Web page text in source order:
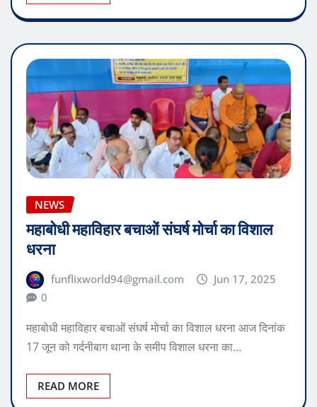
NEWS
महाबोधी महाविहार बचाओं संघर्ष मोर्चा का विशाल
धरना
funflixworld94@gmail.com
Jun 17, 2025
0
महाबोधी महाविहार बचाओं संघर्ष मोर्चा का विशाल धरना आज दिनांक
17 जून को गर्दनीबाग थाना के समीप विशाल धरना का…
READ MORE